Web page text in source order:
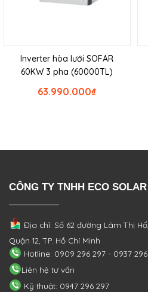
Inverter hòa lưới SOFAR
60KW 3 pha (60000TL)
₫
63.990.000
CÔNG TY TNHH ECO SOLAR
Địa chỉ: Số 62 đường Lâm Thị
Quận 12, TP. Hồ Chí Minh
Hotline: 0909 296 297 - 0937
Liên hệ tư vấn
Kỹ thuật: 0947 296 297